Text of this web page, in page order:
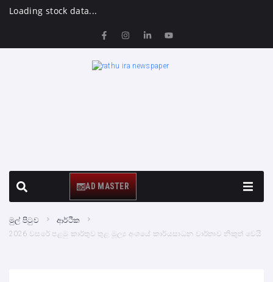
Loading stock data...
AD MASTER
මුල් පිටුව
ආර්ථික
2026 වසරේ පළමු කාර්තුව තුළ මූල්‍ය අංශයේ කාර්යසාධන වාර්තාව නිකුත් වෙයි